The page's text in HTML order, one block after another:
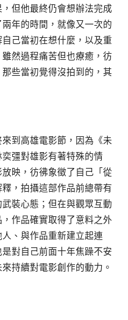
但他最終仍會想辦法完成
年的時間，就像又一次的
己當初在想什麼，以及重
然過程痛苦但也療癒，彷
些當初覺得沒拍到的，其
到高雄電影節，因為《未
彊對雄影有著特殊的情
映，彷彿象徵了自己「從
，拍攝這部作品前總帶有
裝心態；但在與觀眾互動
作品確實取得了意料之外
、與作品重新建立起連
對自己前面十年焦躁不安
持續對電影創作的動力。